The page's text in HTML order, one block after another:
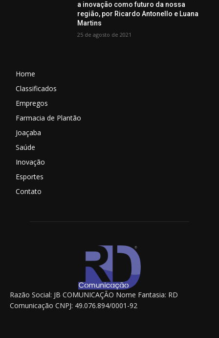
a inovação como futuro da nossa
região, por Ricardo Antonello e Luana
Martins
25 de agosto de 2021
Home
Classificados
Empregos
Farmacia de Plantão
Joaçaba
Saúde
Inovação
Esportes
Contato
Razão Social: JB COMUNICAÇÃO Nome Fantasia: RD
Comunicação CNPJ: 49.076.894/0001-92